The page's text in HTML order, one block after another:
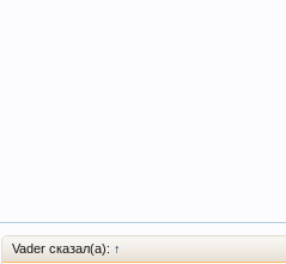
Vader сказал(а): ↑